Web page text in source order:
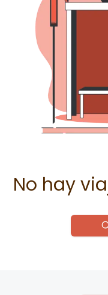
No hay